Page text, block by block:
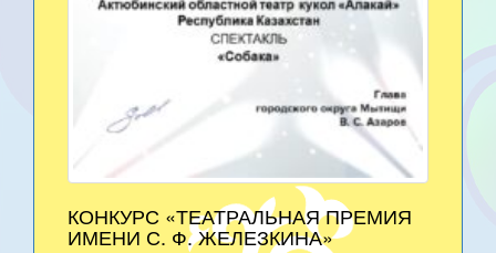
КОНКУРС «ТЕАТРАЛЬНАЯ ПРЕМИЯ
ИМЕНИ С. Ф. ЖЕЛЕЗКИНА»